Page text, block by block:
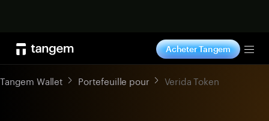
Acheter Tangem
Tangem Wallet Portefeuille pour Verida Token